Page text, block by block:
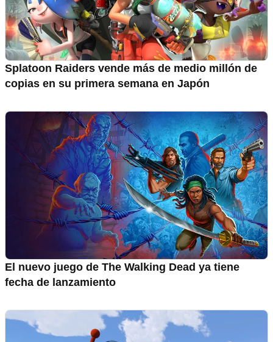
Splatoon Raiders vende más de medio millón de
copias en su primera semana en Japón
El nuevo juego de The Walking Dead ya tiene
fecha de lanzamiento